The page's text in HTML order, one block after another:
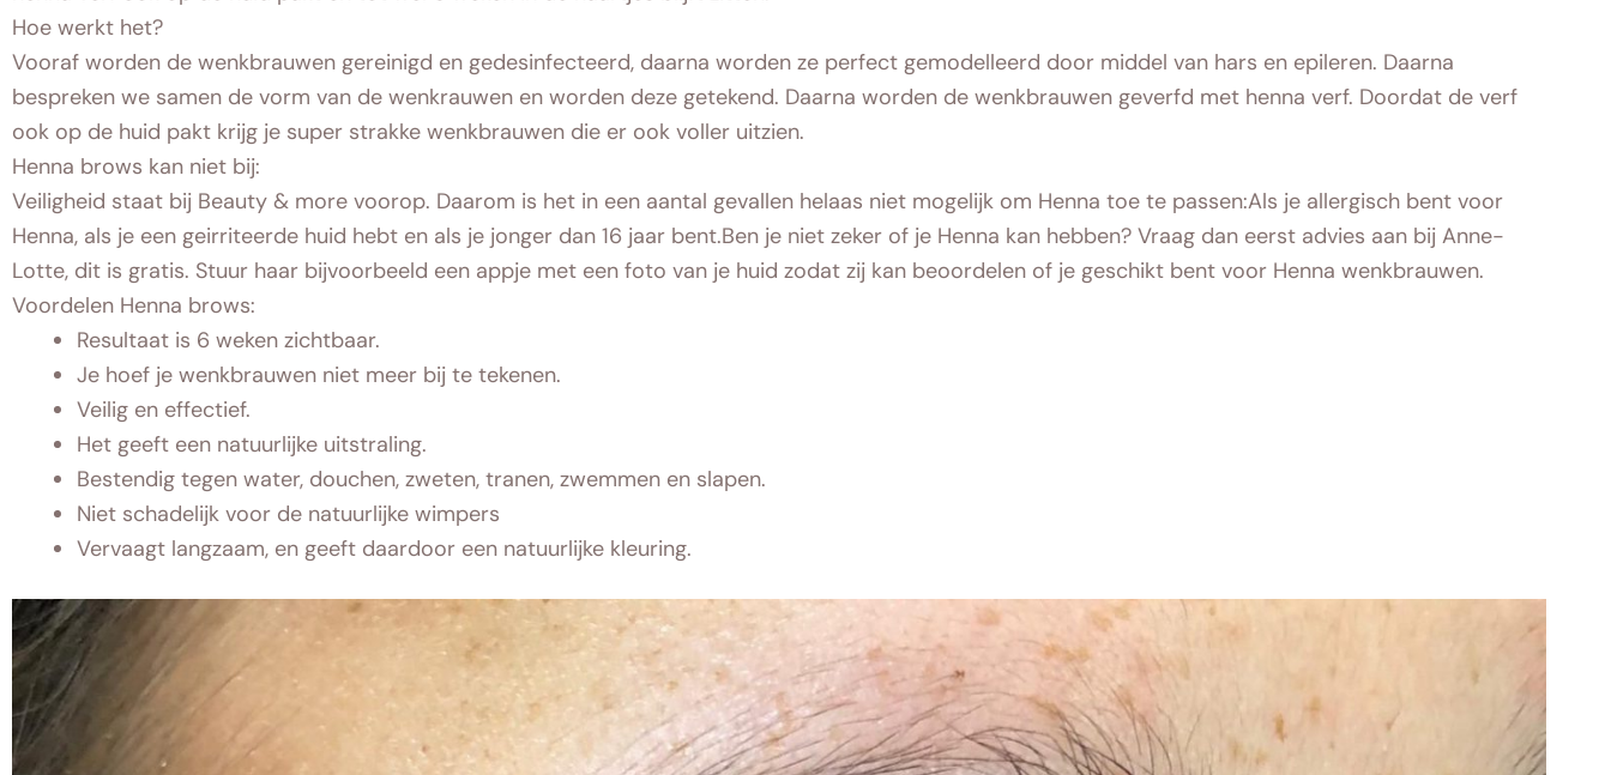
Hoe werkt het?
Vooraf worden de wenkbrauwen gereinigd en gedesinfecteerd, daarna worden ze perfect gemodelleerd door middel van hars en epileren. Daarna
bespreken we samen de vorm van de wenkrauwen en worden deze getekend. Daarna worden de wenkbrauwen geverfd met henna verf. Doordat de verf
ook op de huid pakt krijg je super strakke wenkbrauwen die er ook voller uitzien.
Henna brows kan niet bij:
Veiligheid staat bij Beauty & more voorop. Daarom is het in een aantal gevallen helaas niet mogelijk om Henna toe te passen:Als je allergisch bent voor
Henna, als je een geirriteerde huid hebt en als je jonger dan 16 jaar bent.Ben je niet zeker of je Henna kan hebben? Vraag dan eerst advies aan bij Anne-
Lotte, dit is gratis. Stuur haar bijvoorbeeld een appje met een foto van je huid zodat zij kan beoordelen of je geschikt bent voor Henna wenkbrauwen.
Voordelen Henna brows:
Resultaat is 6 weken zichtbaar.
Je hoef je wenkbrauwen niet meer bij te tekenen.
Veilig en effectief.
Het geeft een natuurlijke uitstraling.
Bestendig tegen water, douchen, zweten, tranen, zwemmen en slapen.
Niet schadelijk voor de natuurlijke wimpers
Vervaagt langzaam, en geeft daardoor een natuurlijke kleuring.